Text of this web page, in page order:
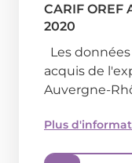
CARIF
2020
Les
acquis de
Auvergne-
Plus